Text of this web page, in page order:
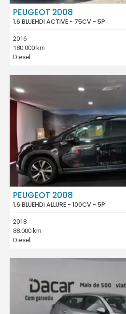
PEUGEOT 2008
1.6 BLUEHDI ACTIVE - 75CV - 5P
2016
180.000 km
Diesel
PEUGEOT 2008
1.6 BLUEHDI ALLURE - 100CV - 5P
2018
88.000 km
Diesel